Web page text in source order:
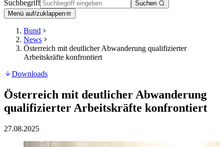
Suchbegriff
Suchen
Menü auf/zuklappen
Bund
News
Österreich mit deutlicher Abwanderung qualifizierter
Arbeitskräfte konfrontiert
Downloads
Österreich mit deutlicher Abwanderung
qualifizierter Arbeitskräfte konfrontiert
27.08.2025